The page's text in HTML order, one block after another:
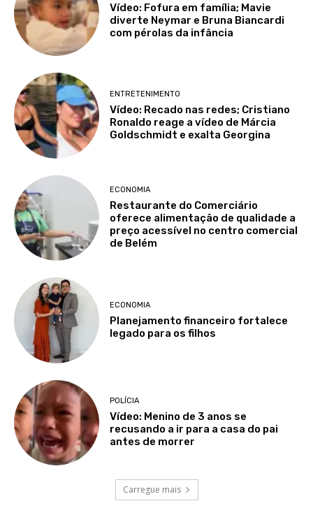
Vídeo: Fofura em família; Mavie
diverte Neymar e Bruna Biancardi
com pérolas da infância
ENTRETENIMENTO
Vídeo: Recado nas redes; Cristiano
Ronaldo reage a vídeo de Márcia
Goldschmidt e exalta Georgina
ECONOMIA
Restaurante do Comerciário
oferece alimentação de qualidade a
preço acessível no centro comercial
de Belém
ECONOMIA
Planejamento financeiro fortalece
legado para os filhos
POLÍCIA
Vídeo: Menino de 3 anos se
recusando a ir para a casa do pai
antes de morrer
Carregue mais